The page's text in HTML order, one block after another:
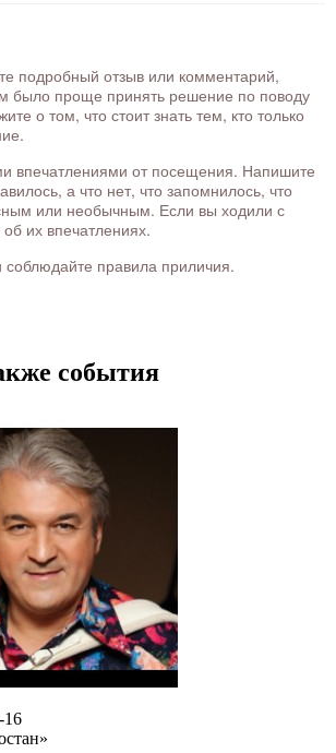
подробный отзыв или комментарий,
было проще принять решение по поводу
о том, что стоит знать тем, кто только
впечатлениями от посещения. Напишите
а что нет, что запомнилось, что
или необычным. Если вы ходили с
их впечатлениях.
соблюдайте правила приличия.
события
16